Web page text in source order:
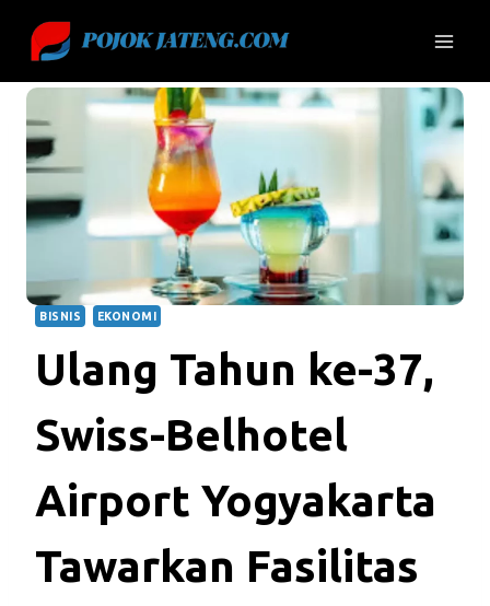
content
BISNIS EKONOMI
Ulang Tahun ke-37,
Swiss-Belhotel
Airport Yogyakarta
Tawarkan Fasilitas